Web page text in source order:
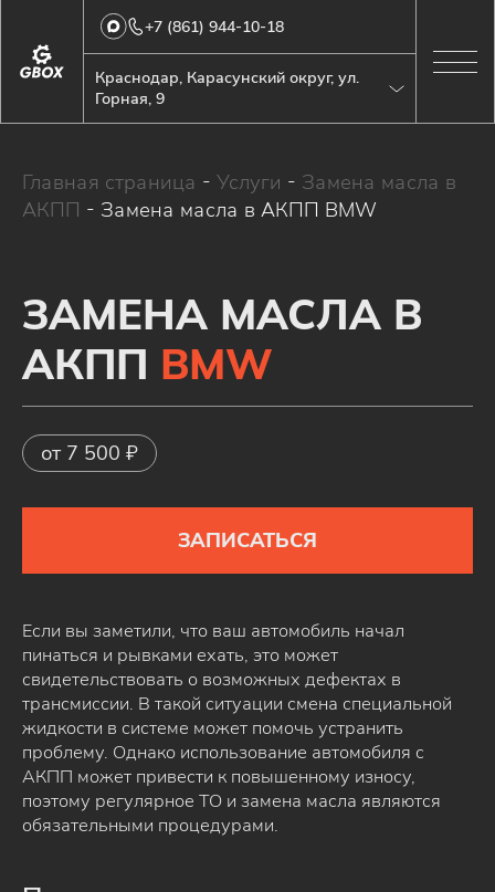
Краснодар, Карасунский округ, ул.
Горная, 9
+7 (861) 944-10-18
Главная страница - Услуги - Замена масла в
АКПП - Замена масла в АКПП BMW
ЗАМЕНА МАСЛА В
АКПП BMW
от 7 500 ₽
ЗАПИСАТЬСЯ
Если вы заметили, что ваш автомобиль начал
пинаться и рывками ехать, это может
свидетельствовать о возможных дефектах в
трансмиссии. В такой ситуации смена специальной
жидкости в системе может помочь устранить
проблему. Однако использование автомобиля с
АКПП может привести к повышенному износу,
поэтому регулярное ТО и замена масла являются
обязательными процедурами.